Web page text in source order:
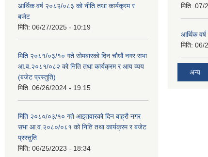
आर्थिक वर्ष २०८२/०८३ को नीति तथा कार्यक्रम र
बजेट
मिति: 06/27/2025 - 10:19
मिति २०८१/०३/१० गते सोमबारको दिन चौधौं नगर सभा
आ.व.२०८१/०८२ को निति तथा कार्यक्रम र आय व्यय
(बजेट प्रस्तुति)
मिति: 06/26/2024 - 19:15
मिति २०८०/०३/१० गते आइतवारको दिन बाह्रौ नगर
सभा आ.व.२०८०/०८१ को निति तथा कार्यक्रम र बजेट
प्रस्तुति
मिति: 06/25/2023 - 18:34
मिति: 07/
आर्थिक
मिति: 06/
अन्य